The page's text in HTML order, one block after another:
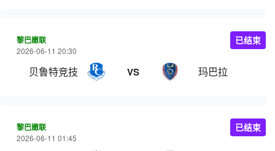
黎巴嫩联
2026-06-11 20:30
贝鲁特竞技 VS 玛巴拉
已结束
黎巴嫩联
2026-06-11 01:45
已结束